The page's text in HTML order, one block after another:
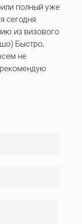
полный уже
сегодня.
из визового
Быстро,
не